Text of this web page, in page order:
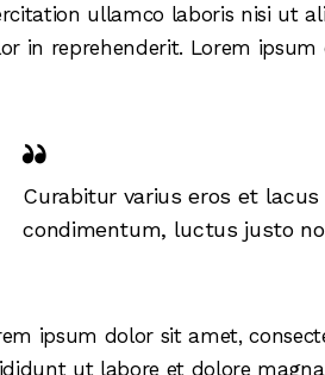
ullamco laboris nisi ut
in reprehenderit. Lorem
Curabitur varius eros et
condimentum, luctus justo
ipsum dolor sit amet,
ut labore et dolore